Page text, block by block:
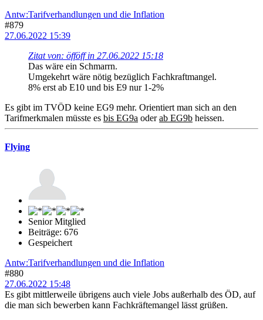
Antw:Tarifverhandlungen und die Inflation
#879
27.06.2022 15:39
Zitat von: öfföff in 27.06.2022 15:18
Das wäre ein Schmarrn.
Umgekehrt wäre nötig bezüglich Fachkraftmangel.
8% erst ab E10 und bis E9 nur 1-2%
Es gibt im TVÖD keine EG9 mehr. Orientiert man sich an den
Tarifmerkmalen müsste es bis EG9a oderab EG9b heissen.
Flying
Senior Mitglied
Beiträge: 676
Gespeichert
Antw:Tarifverhandlungen und die Inflation
#880
27.06.2022 15:48
Es gibt mittlerweile übrigens auch viele Jobs außerhalb des ÖD, auf
die man sich bewerben kann Fachkräftemangel lässt grüßen.